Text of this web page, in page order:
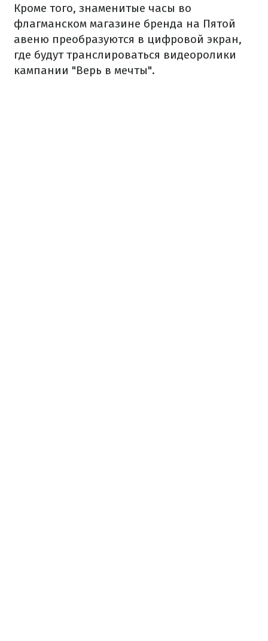
Кроме того, знаменитые часы во
флагманском магазине бренда на Пятой
авеню преобразуются в цифровой экран,
где будут транслироваться видеоролики
кампании "Верь в мечты".